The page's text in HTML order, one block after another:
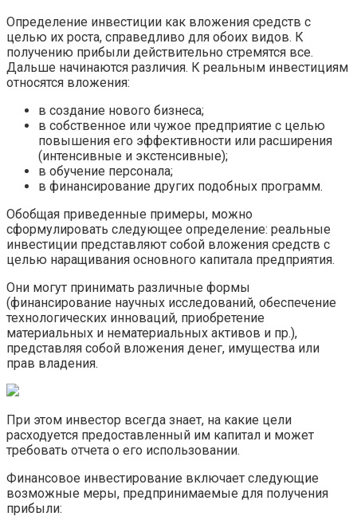
Определение инвестиции как вложения средств с
целью их роста, справедливо для обоих видов. К
получению прибыли действительно стремятся все.
Дальше начинаются различия. К реальным инвестициям
относятся вложения:
в создание нового бизнеса;
в собственное или чужое предприятие с целью
повышения его эффективности или расширения
(интенсивные и экстенсивные);
в обучение персонала;
в финансирование других подобных программ.
Обобщая приведенные примеры, можно
сформулировать следующее определение: реальные
инвестиции представляют собой вложения средств с
целью наращивания основного капитала предприятия.
Они могут принимать различные формы
(финансирование научных исследований, обеспечение
технологических инноваций, приобретение
материальных и нематериальных активов и пр.),
представляя собой вложения денег, имущества или
прав владения.
При этом инвестор всегда знает, на какие цели
расходуется предоставленный им капитал и может
требовать отчета о его использовании.
Финансовое инвестирование включает следующие
возможные меры, предпринимаемые для получения
прибыли: